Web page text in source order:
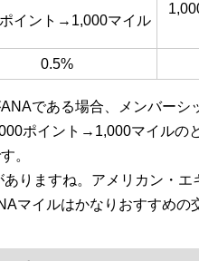
イント→1,000マイル
0.5%
である場合、メンバーシ
ポイント→1,000マイルの
。
りますね。アメリカン・エ
マイルはかなりおすすめの